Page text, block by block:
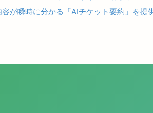
が瞬時に分かる「AIチケット要約」を提